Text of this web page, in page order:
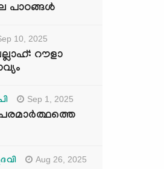
പാഠങ്ങൾ
10, 2025
റൗളാ
Sep 1, 2025
പരമാർത്ഥത്തെ
Aug 26, 2025